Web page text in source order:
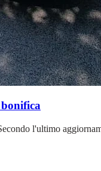
l'ultimo